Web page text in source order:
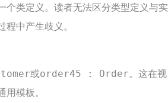
个类定义。读者无法区分类型定义与实
中产生歧义。
或order45 : Order。这在视
模板。